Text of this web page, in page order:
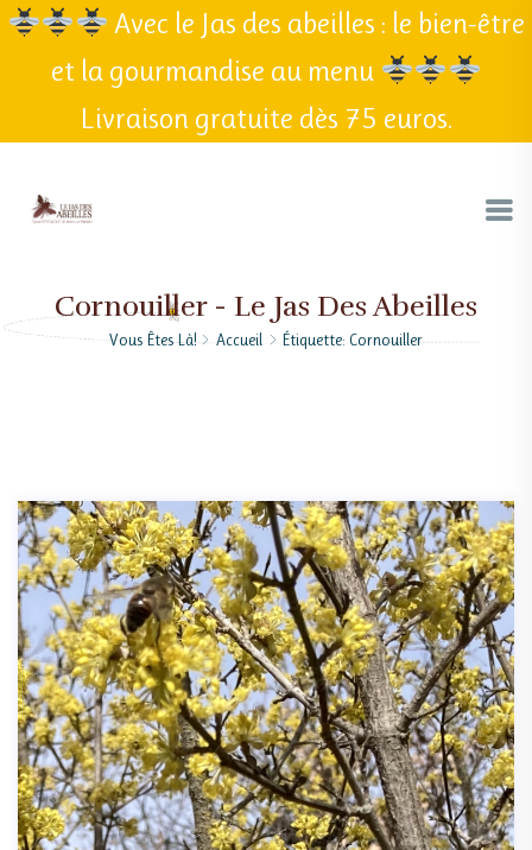
Avec le Jas des abeilles : le bien-être
et la gourmandise au menu
Livraison gratuite dès 75 euros.
Cornouiller - Le Jas Des Abeilles
Vous Êtes Là! Accueil Étiquette: Cornouiller